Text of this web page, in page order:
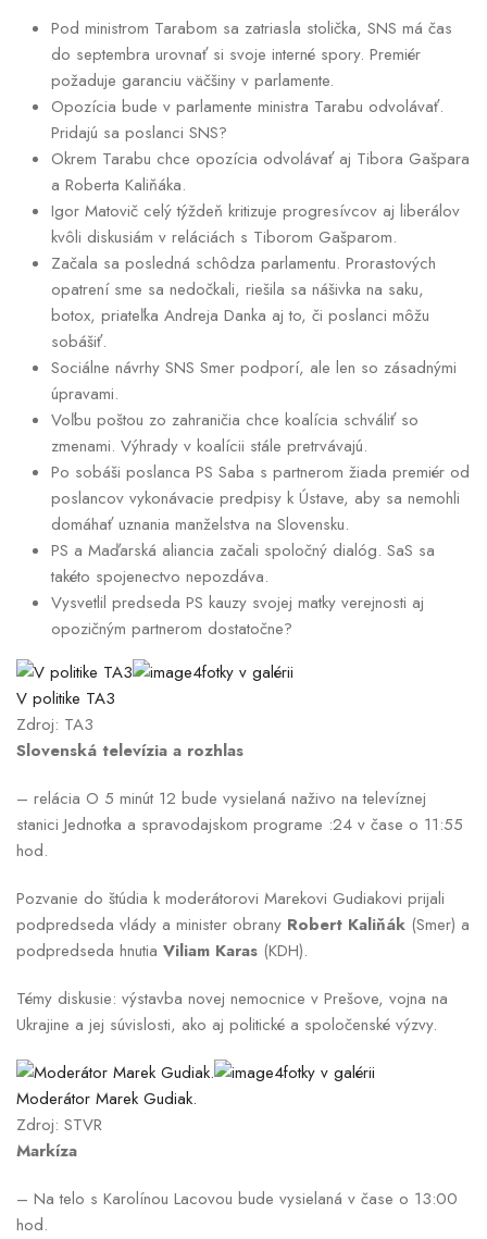
Pod ministrom Tarabom sa zatriasla stolička, SNS má čas
do septembra urovnať si svoje interné spory. Premiér
požaduje garanciu väčšiny v parlamente.
Opozícia bude v parlamente ministra Tarabu odvolávať.
Pridajú sa poslanci SNS?
Okrem Tarabu chce opozícia odvolávať aj Tibora Gašpara
a Roberta Kaliňáka.
Igor Matovič celý týždeň kritizuje progresívcov aj liberálov
kvôli diskusiám v reláciách s Tiborom Gašparom.
Začala sa posledná schôdza parlamentu. Prorastových
opatrení sme sa nedočkali, riešila sa nášivka na saku,
botox, priateľka Andreja Danka aj to, či poslanci môžu
sobášiť.
Sociálne návrhy SNS Smer podporí, ale len so zásadnými
úpravami.
Voľbu poštou zo zahraničia chce koalícia schváliť so
zmenami. Výhrady v koalícii stále pretrvávajú.
Po sobáši poslanca PS Saba s partnerom žiada premiér od
poslancov vykonávacie predpisy k Ústave, aby sa nemohli
domáhať uznania manželstva na Slovensku.
PS a Maďarská aliancia začali spoločný dialóg. SaS sa
takéto spojenectvo nepozdáva.
Vysvetlil predseda PS kauzy svojej matky verejnosti aj
opozičným partnerom dostatočne?
4fotky v galérii
V politike TA3
Zdroj: TA3
Slovenská televízia a rozhlas
– relácia O 5 minút 12 bude vysielaná naživo na televíznej
stanici Jednotka a spravodajskom programe :24 v čase o 11:55
hod.
Pozvanie do štúdia k moderátorovi Marekovi Gudiakovi prijali
podpredseda vlády a minister obrany Robert Kaliňák (Smer) a
podpredseda hnutia Viliam Karas (KDH).
Témy diskusie: výstavba novej nemocnice v Prešove, vojna na
Ukrajine a jej súvislosti, ako aj politické a spoločenské výzvy.
4fotky v galérii
Moderátor Marek Gudiak.
Zdroj: STVR
Markíza
– Na telo s Karolínou Lacovou bude vysielaná v čase o 13:00
hod.